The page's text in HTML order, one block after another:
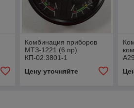
Комбинация приборов
МТЗ-1221 (6 пр)
КП-02.3801-1
Цену уточняйте